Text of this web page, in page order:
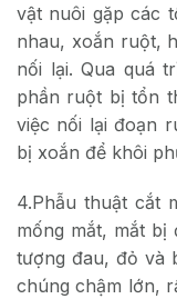
vật nuôi gặp các
nhau, xoắn ruột,
nối lại. Qua quá
phần ruột bị tổn
việc nối lại đoạn
bị xoắn để khôi
4.Phẫu thuật cắt
mống mắt, mắt
tượng đau, đỏ và
chúng chậm lớn,